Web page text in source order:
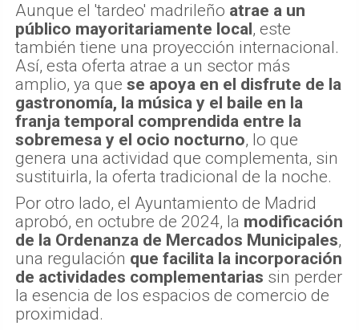
Aunque el 'tardeo' madrileño atrae a un
público mayoritariamente local, este
también tiene una proyección internacional.
Así, esta oferta atrae a un sector más
amplio, ya que se apoya en el disfrute de la
gastronomía, la música y el baile en la
franja temporal comprendida entre la
sobremesa y el ocio nocturno, lo que
genera una actividad que complementa, sin
sustituirla, la oferta tradicional de la noche.
Por otro lado, el Ayuntamiento de Madrid
aprobó, en octubre de 2024, la modificación
de la Ordenanza de Mercados Municipales,
una regulación que facilita la incorporación
de actividades complementarias sin perder
la esencia de los espacios de comercio de
proximidad.